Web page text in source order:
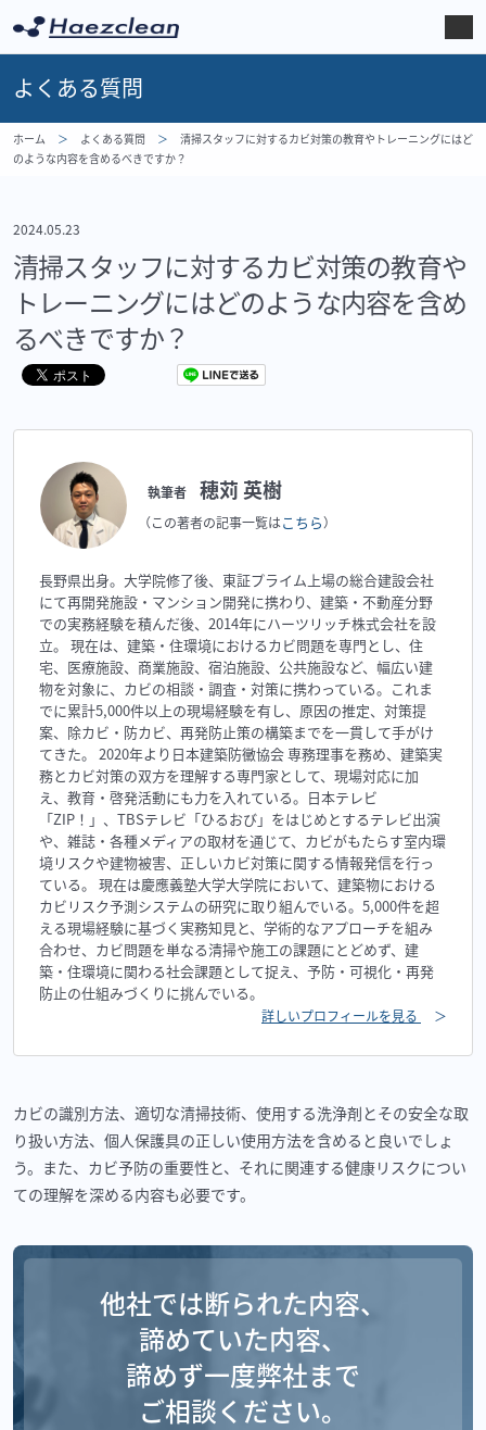
よくある質問
ホーム よくある質問
清掃スタッフに対するカビ対策の教育やトレーニングにはど
のような内容を含めるべきですか？
2024.05.23
清掃スタッフに対するカビ対策の教育や
トレーニングにはどのような内容を含め
るべきですか？
執筆者 穂苅 英樹
（この著者の記事一覧はこちら）
長野県出身。大学院修了後、東証プライム上場の総合建設会社
にて再開発施設・マンション開発に携わり、建築・不動産分野
での実務経験を積んだ後、2014年にハーツリッチ株式会社を設
立。 現在は、建築・住環境におけるカビ問題を専門とし、住
宅、医療施設、商業施設、宿泊施設、公共施設など、幅広い建
物を対象に、カビの相談・調査・対策に携わっている。これま
でに累計5,000件以上の現場経験を有し、原因の推定、対策提
案、除カビ・防カビ、再発防止策の構築までを一貫して手がけ
てきた。 2020年より日本建築防黴協会 専務理事を務め、建築実
務とカビ対策の双方を理解する専門家として、現場対応に加
え、教育・啓発活動にも力を入れている。日本テレビ
「ZIP！」、TBSテレビ「ひるおび」をはじめとするテレビ出演
や、雑誌・各種メディアの取材を通じて、カビがもたらす室内環
境リスクや建物被害、正しいカビ対策に関する情報発信を行っ
ている。 現在は慶應義塾大学大学院において、建築物における
カビリスク予測システムの研究に取り組んでいる。5,000件を超
える現場経験に基づく実務知見と、学術的なアプローチを組み
合わせ、カビ問題を単なる清掃や施工の課題にとどめず、建
築・住環境に関わる社会課題として捉え、予防・可視化・再発
防止の仕組みづくりに挑んでいる。
詳しいプロフィールを見る ＞
カビの識別方法、適切な清掃技術、使用する洗浄剤とその安全な取
り扱い方法、個人保護具の正しい使用方法を含めると良いでしょ
う。また、カビ予防の重要性と、それに関連する健康リスクについ
ての理解を深める内容も必要です。
他社では断られた内容、
諦めていた内容、
諦めず一度弊社まで
ご相談ください。